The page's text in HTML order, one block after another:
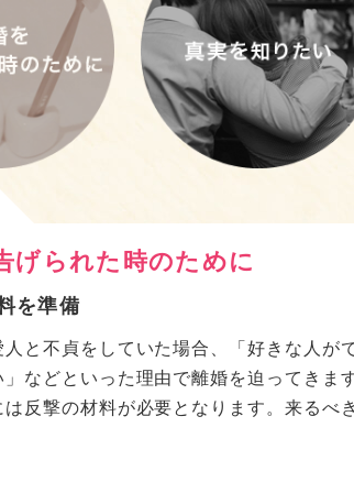
りたい
動を確認
審を感じ、配偶者の行動が読めない場合
思います。
そのような状態では精神衛生上よくあり